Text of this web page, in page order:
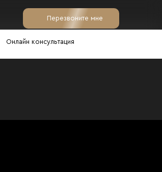
Перезвоните мне
Онлайн консультация